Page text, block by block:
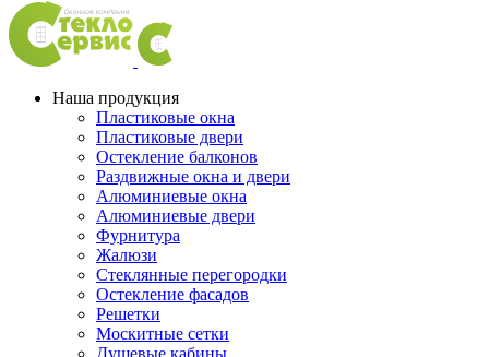
Наша продукция
Пластиковые окна
Пластиковые двери
Остекление балконов
Раздвижные окна и двери
Алюминиевые окна
Алюминиевые двери
Фурнитура
Жалюзи
Стеклянные перегородки
Остекление фасадов
Решетки
Москитные сетки
Душевые кабины